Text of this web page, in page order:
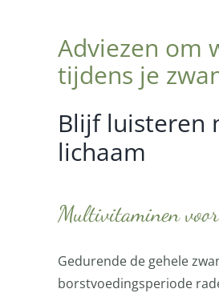
Adviezen om
tijdens je
Blijf luisteren
lichaam
Multivitaminen
Gedurende de gehele
borstvoedingsperiode